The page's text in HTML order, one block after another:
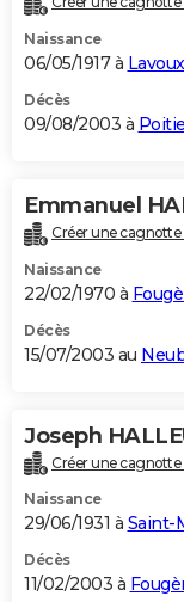
Naissance
06/05/1917 à Lavoux
Décès
09/08/2003 à
Emmanuel
Créer une cagnotte
Naissance
22/02/1970 à
Décès
15/07/2003 au
Joseph
Créer une cagnotte
Naissance
29/06/1931 à Saint-
Décès
11/02/2003 à